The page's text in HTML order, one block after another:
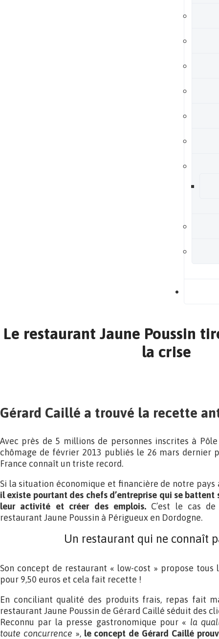
Le restaurant Jaune Poussin
la crise
Gérard Caillé a trouvé la recette
Avec près de 5 millions de personnes inscrites à
chômage de février 2013 publiés le 26 mars dernier
France connaît un triste record.
Si la situation économique et financière de notre
il existe pourtant des chefs d’entreprise qui se battent
leur activité et créer des emplois. C’est le cas
restaurant Jaune Poussin à Périgueux en Dordogne.
Un restaurant qui ne connaît
Son concept de restaurant « low-cost » propose
pour 9,50 euros et cela fait recette !
En conciliant qualité des produits frais, repas fait
restaurant Jaune Poussin de Gérard Caillé séduit des
Reconnu par la presse gastronomique pour « la
toute concurrence », le concept de Gérard Caillé